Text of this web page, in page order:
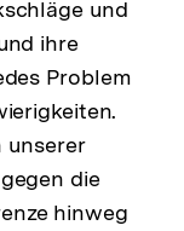
und
ihre
Problem
unserer
die
hinweg